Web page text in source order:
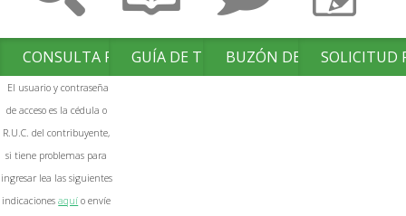
CONSULTA FACTURAS
El usuario y contraseña
de acceso es la cédula o
R.U.C. del contribuyente,
si tiene problemas para
ingresar lea las siguientes
indicacionesaquí o envíe
GUÍA DE TRÁMITESBUZÓN DE SUGERENCIAS
SOLICITUD